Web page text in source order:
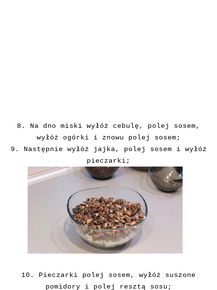
8. Na dno miski wyłóż cebulę, polej sosem,
wyłóż ogórki i znowu polej sosem;
9. Następnie wyłóż jajka, polej sosem i wyłóż
pieczarki;
10. Pieczarki polej sosem, wyłóż suszone
pomidory i polej resztą sosu;